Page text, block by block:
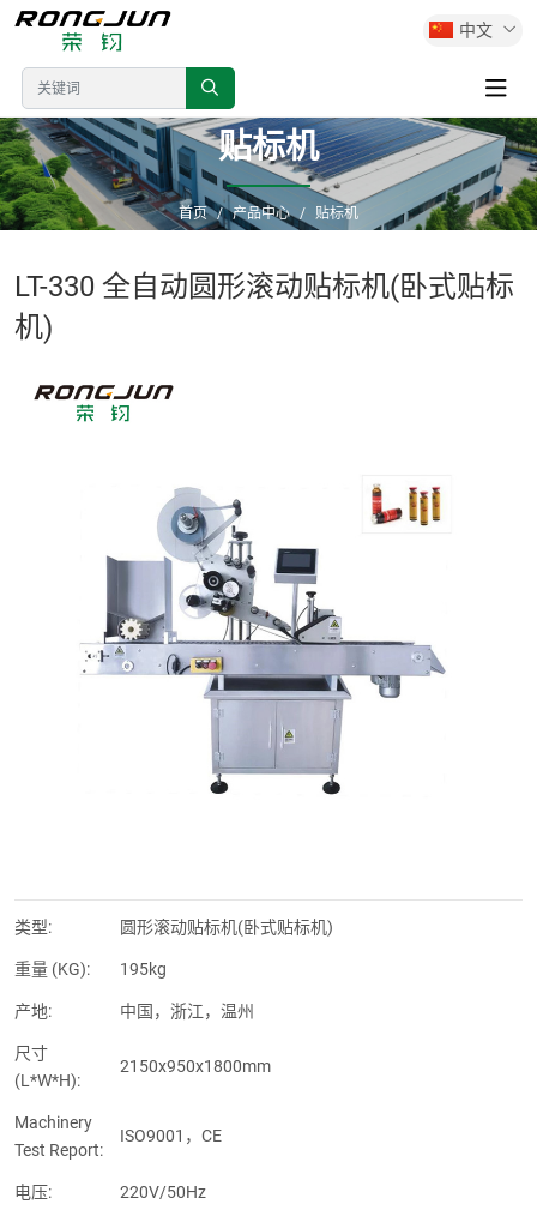
中文
贴标机
首页 产品中心 贴标机
LT-330 全自动圆形滚动贴标机(卧式贴标
机)
类型: 圆形滚动贴标机(卧式贴标机)
重量 (KG): 195kg
产地: 中国，浙江，温州
尺寸
(L*W*H):
2150x950x1800mm
Machinery
Test Report:
ISO9001，CE
电压: 220V/50Hz